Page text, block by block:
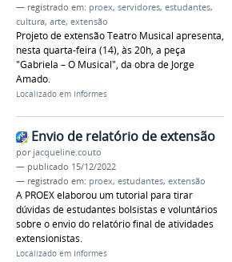
— registrado em: proex, servidores, estudantes,
cultura, arte, extensão
Projeto de extensão Teatro Musical apresenta,
nesta quarta-feira (14), às 20h, a peça
"Gabriela – O Musical", da obra de Jorge
Amado.
Localizado em Informes
Envio de relatório de extensão
por jacqueline.couto
— publicado 15/12/2022
— registrado em: proex, estudantes, extensão
A PROEX elaborou um tutorial para tirar
dúvidas de estudantes bolsistas e voluntários
sobre o envio do relatório final de atividades
extensionistas.
Localizado em Informes